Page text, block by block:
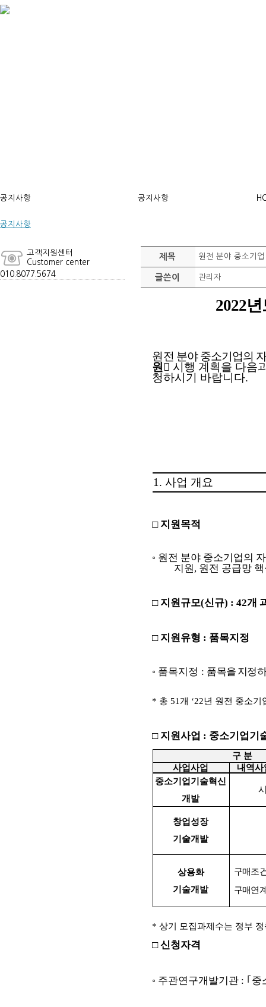
공지사항
공지사항
고객지원센터
Customer center
010. 8077. 5674
공지사항
제목 원전 분야 중소기
글쓴이 관리자
2022년
원전 분야 중소기업의
원 󰡕시행 계획을 다음
청하시기 바랍니다.
1. 사업 개요
□ 지원목적
◦ 원전 분야 중소기업의
지원 , 원전 공급망
□ 지원규모(신규) : 42개
□ 지원유형 : 품목지정
◦ 품목지정 : 품목을 지정
* 총51개 ‘22년 원전 중소기
□ 지원사업 : 중소기업기
구 분
사업사업
내역사
중소기업기술혁신
개발
창업성장
기술개발
상용화
기술개발
구매조
구매연
*상기 모집과제수는 정부
□신청자격
◦ 주관연구개발기관 : ｢ 중